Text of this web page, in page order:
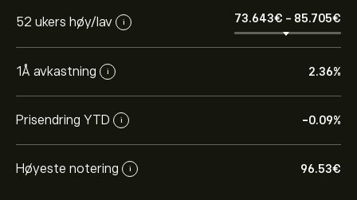
52 ukers høy/lav i 73.643‎€‎ - 85.705‎€‎
1Å avkastning i 2.36%
Prisendring YTD i -0.09%
Høyeste notering i 96.53‎€‎